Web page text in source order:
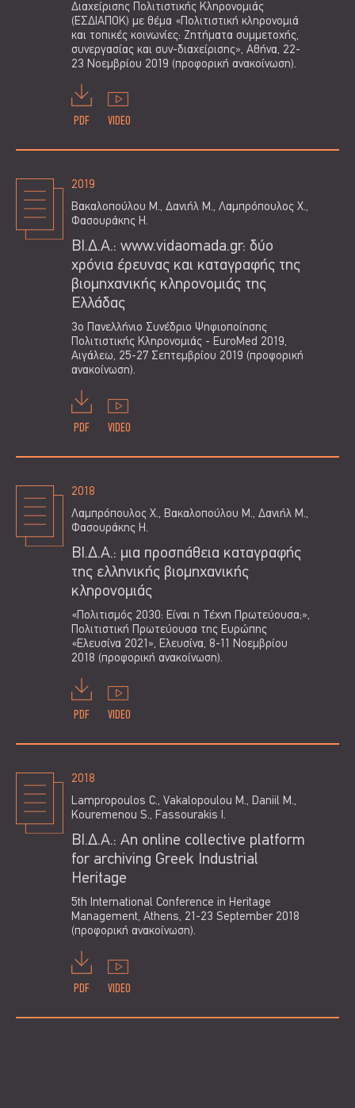
Διαχείρισης Πολιτιστικής Κληρονομιάς
(ΕΣΔΙΑΠΟΚ) με θέμα «Πολιτιστική κληρονομιά
και τοπικές κοινωνίες: Ζητήματα συμμετοχής,
συνεργασίας και συν-διαχείρισης», Αθήνα, 22-
23 Νοεμβρίου 2019 (προφορική ανακοίνωση).
PDF VIDEO
2019
Βακαλοπούλου Μ., Δανιήλ Μ., Λαμπρόπουλος Χ.,
Φασουράκης Η.
ΒΙ.Δ.Α.: www.vidaomada.gr: δύο
χρόνια έρευνας και καταγραφής της
βιομηχανικής κληρονομιάς της
Ελλάδας
3ο Πανελλήνιο Συνέδριο Ψηφιοποίησης
Πολιτιστικής Κληρονομιάς - EuroMed 2019,
Αιγάλεω, 25-27 Σεπτεμβρίου 2019 (προφορική
ανακοίνωση).
PDF VIDEO
2018
Λαμπρόπουλος Χ., Βακαλοπούλου Μ., Δανιήλ Μ.,
Φασουράκης Η.
ΒΙ.Δ.Α.: μια προσπάθεια καταγραφής
της ελληνικής βιομηχανικής
κληρονομιάς
«Πολιτισμός 2030: Είναι η Τέχνη Πρωτεύουσα;»,
Πολιτιστική Πρωτεύουσα της Ευρώπης
«Ελευσίνα 2021», Ελευσίνα, 8-11 Νοεμβρίου
2018 (προφορική ανακοίνωση).
PDF VIDEO
2018
Lampropoulos C., Vakalopoulou M., Daniil M.,
Kouremenou S., Fassourakis I.
ΒΙ.Δ.Α.: An online collective platform
for archiving Greek Industrial
Heritage
5th International Conference in Heritage
Management, Athens, 21-23 September 2018
(προφορική ανακοίνωση).
PDF VIDEO